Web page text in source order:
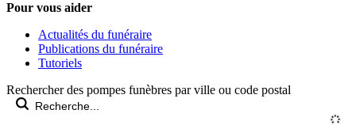
Pour vous aider
Actualités du funéraire
Publications du funéraire
Tutoriels
Rechercher des pompes funèbres par ville ou code postal